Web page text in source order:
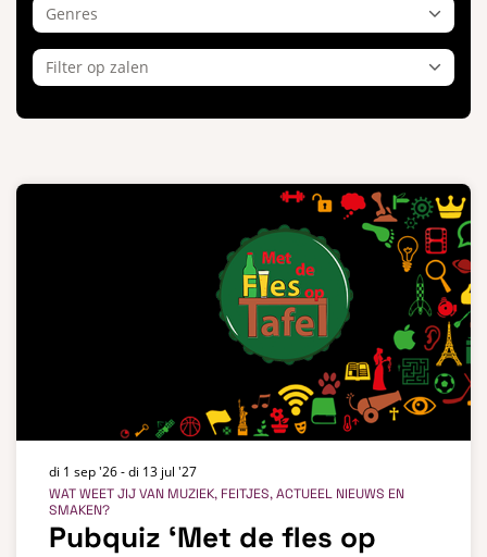
Genres
Filter op zalen
Pubquiz ‘Met de fles op
WAT WEET JIJ VAN MUZIEK, FEITJES, ACTUEEL NIEUWS EN
SMAKEN?
di 1 sep '26-di 13 jul '27